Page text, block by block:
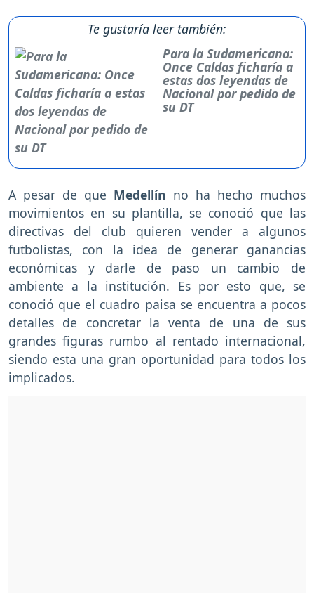
Te gustaría leer también:
Para la Sudamericana:
Once Caldas ficharía a
estas dos leyendas de
Nacional por pedido de
su DT
A pesar de que Medellín no ha hecho muchos
movimientos en su plantilla, se conoció que las
directivas del club quieren vender a algunos
futbolistas, con la idea de generar ganancias
económicas y darle de paso un cambio de
ambiente a la institución. Es por esto que, se
conoció que el cuadro paisa se encuentra a pocos
detalles de concretar la venta de una de sus
grandes figuras rumbo al rentado internacional,
siendo esta una gran oportunidad para todos los
implicados.